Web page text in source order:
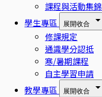
課程與活動集錦
學生專區
展開收合
修課規定
通識學分認抵
寒/暑期課程
自主學習申請
教學專區
展開收合